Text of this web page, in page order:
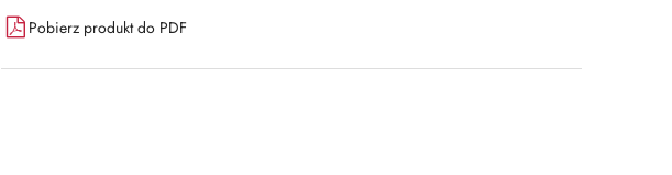
Pobierz produkt do PDF